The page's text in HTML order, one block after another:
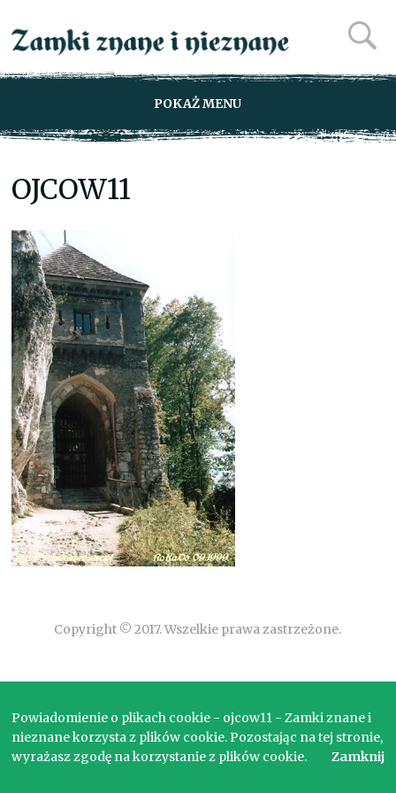
POKAŻ MENU
OJCOW11
Copyright © 2017. Wszelkie prawa zastrzeżone.
Powiadomienie o plikach cookie - ojcow11 - Zamki znane i
nieznane korzysta z plików cookie. Pozostając na tej stronie,
wyrażasz zgodę na korzystanie z plików cookie.
Zamknij